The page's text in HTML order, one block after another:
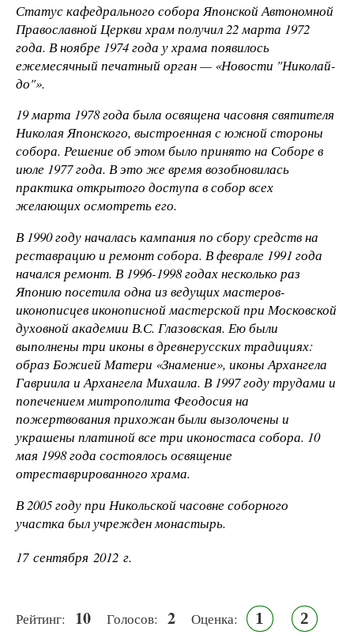
Статус кафедрального собора Японской Автономной
Православной Церкви храм получил 22 марта 1972
года. В ноябре 1974 года у храма появилось
ежемесячный печатный орган — «Новости "Николай-
до"».
19 марта 1978 года была освящена часовня святителя
Николая Японского, выстроенная с южной стороны
собора. Решение об этом было принято на Соборе в
июле 1977 года. В это же время возобновилась
практика открытого доступа в собор всех
желающих осмотреть его.
В 1990 году началась кампания по сбору средств на
реставрацию и ремонт собора. В феврале 1991 года
начался ремонт. В 1996-1998 годах несколько раз
Японию посетила одна из ведущих мастеров-
иконописцев иконописной мастерской при Московской
духовной академии В.С. Глазовская. Ею были
выполнены три иконы в древнерусских традициях:
образ Божией Матери «Знамение», иконы Архангела
Гавриила и Архангела Михаила. В 1997 году трудами и
попечением митрополита Феодосия на
пожертвования прихожан были вызолочены и
украшены платиной все три иконостаса собора. 10
мая 1998 года состоялось освящение
отреставрированного храма.
В 2005 году при Никольской часовне соборного
участка был учрежден монастырь.
17 сентября 2012 г.
Рейтинг: 10 Голосов: 2 Оценка: 1 2